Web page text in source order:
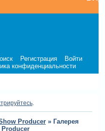
Регистрация
Войти
конфиденциальности
.
Producer » Галерея